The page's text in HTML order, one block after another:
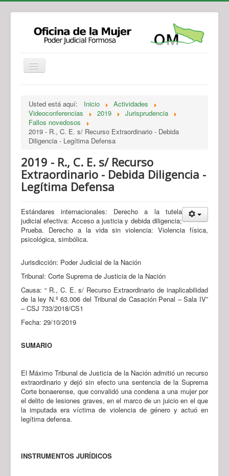
Legislación
Novedades
Recursos y Servicios de Atención
Usted está aquí: Inicio
Actividades
Videoconferencias
2019
Jurisprudencia
Fallos novedosos
2019 - R., C. E. s/ Recurso Extraordinario - Debida
Diligencia - Legítima Defensa
2019 - R., C. E. s/ Recurso
Extraordinario - Debida Diligencia -
Legítima Defensa
Estándares internacionales: Derecho a la tutela
judicial efectiva: Acceso a justicia y debida diligencia;
Prueba. Derecho a la vida sin violencia: Violencia física,
psicológica, simbólica.
Jurisdicción: Poder Judicial de la Nación
Tribunal: Corte Suprema de Justicia de la Nación
Causa: “ R., C. E. s/ Recurso Extraordinario de inaplicabilidad
de la ley N.º 63.006 del Tribunal de Casación Penal – Sala IV”
– CSJ 733/2018/CS1
Fecha: 29/10/2019
SUMARIO
El Máximo Tribunal de Justicia de la Nación admitió un recurso
extraordinario y dejó sin efecto una sentencia de la Suprema
Corte bonaerense, que convalidó una condena a una mujer por
el delito de lesiones graves, en el marco de un juicio en el que
la imputada era víctima de violencia de género y actuó en
legítima defensa.
INSTRUMENTOS JURÍDICOS